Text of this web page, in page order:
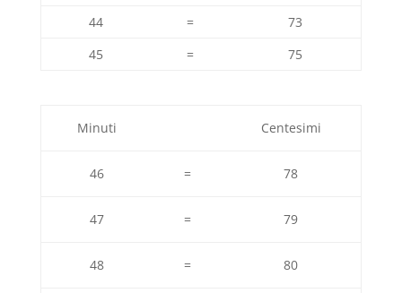
44
=
73
45
= 75
Minuti Centesimi
46 = 78
47 = 79
48 = 80